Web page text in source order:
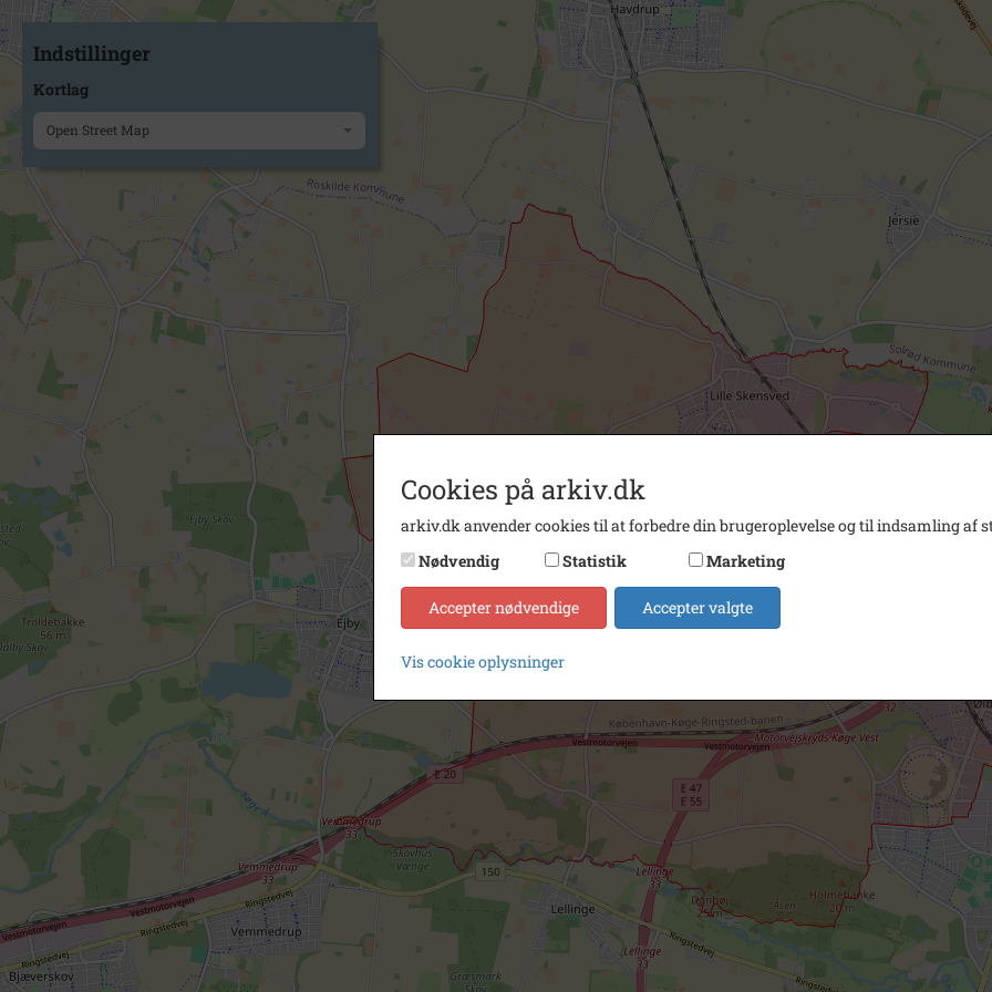
Indstillinger
Kortlag
Open Street Map
Cookies på arkiv.dk
arkiv.dk anvender cookies til at forbedre din brugeroplevelse og til indsamling af
Nødvendig
Statistik Marketing
Accepter nødvendige Accepter valgte
Vis cookie oplysninger